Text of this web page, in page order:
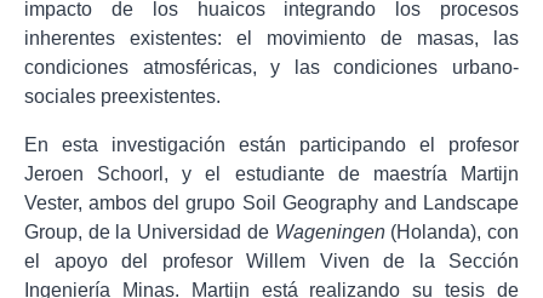
impacto de los huaicos integrando los procesos
inherentes existentes: el movimiento de masas, las
condiciones atmosféricas, y las condiciones urbano-
sociales preexistentes.
En esta investigación están participando el profesor
Jeroen Schoorl, y el estudiante de maestría Martijn
Vester, ambos del grupo Soil Geography and Landscape
Group, de la Universidad de Wageningen (Holanda), con
el apoyo del profesor Willem Viven de la Sección
Ingeniería Minas. Martijn está realizando su tesis de